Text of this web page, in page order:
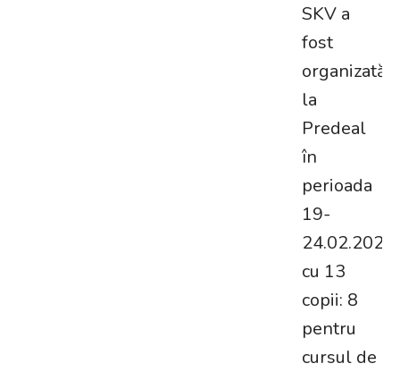
SKV a
fost
organizată
la
Predeal
în
perioada
19-
24.02.2023
cu 13
copii: 8
pentru
cursul de